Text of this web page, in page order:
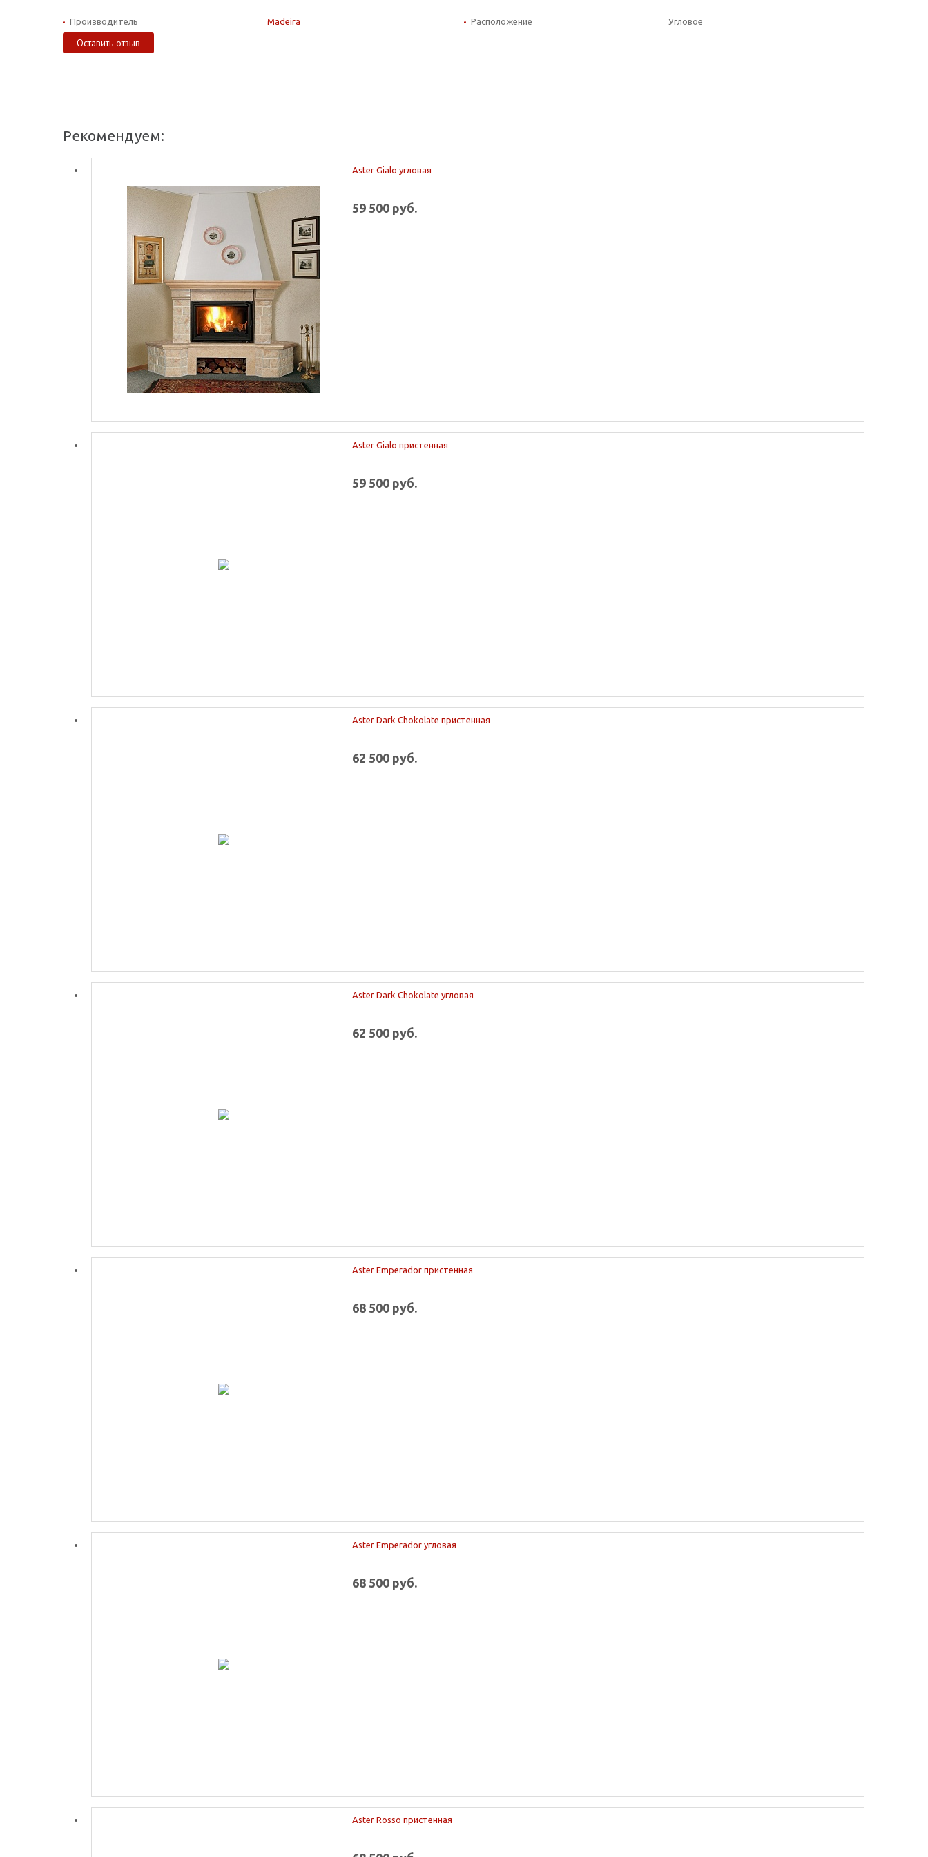
Производитель Madeira Расположение Угловое
Оставить отзыв
Рекомендуем:
Aster Gialo угловая
59 500 руб.
Aster Gialo пристенная
59 500 руб.
Aster Dark Chokolate пристенная
62 500 руб.
Aster Dark Chokolate угловая
62 500 руб.
Aster Emperador пристенная
68 500 руб.
Aster Emperador угловая
68 500 руб.
Aster Rosso пристенная